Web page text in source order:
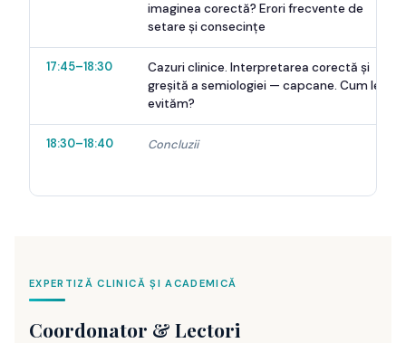
imaginea corectă? Erori frecvente de
setare și consecințe
17:45–18:30
Cazuri clinice. Interpretarea corectă și
greșită a semiologiei — capcane. Cum le
evităm?
18:30–18:40 Concluzii
EXPERTIZĂ CLINICĂ ȘI ACADEMICĂ
Coordonator & Lectori